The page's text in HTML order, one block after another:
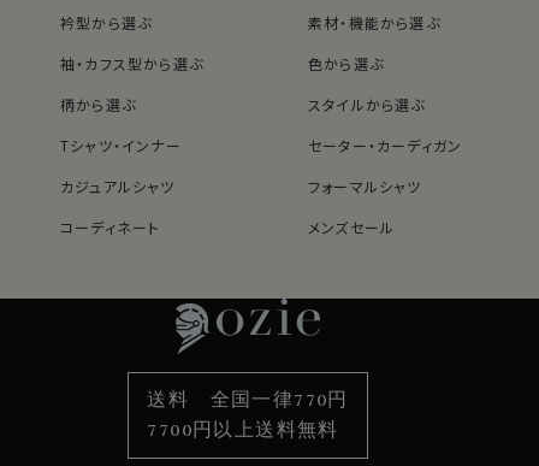
衿型から選ぶ
素材・機能から選ぶ
袖・カフス型から選ぶ
色から選ぶ
柄から選ぶ
スタイルから選ぶ
Tシャツ・インナー
セーター・カーディガン
カジュアルシャツ
フォーマルシャツ
コーディネート
メンズセール
袖・カフス型から選ぶ
色から選ぶ
柄から選ぶ
スタイルから選ぶ
カジュアルシャツ
定番シャツ
カフスボタン
サスペンダー
財布・名刺入れ
バッグ
ストール・マフラー
送料 全国一律770円
7700円以上送料無料